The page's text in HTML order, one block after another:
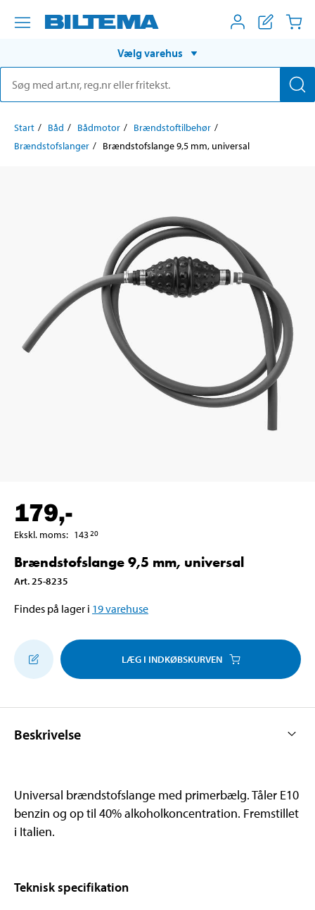
Vælg varehus
Start Båd Bådmotor
Brændstoftilbehør
Brændstofslanger
Brændstofslange 9,5 mm, universal
179,-
Ekskl. moms: 14320
Brændstofslange 9,5 mm, universal
Art. 25-8235
Findes på lager i 19varehuse
LÆG I INDKØBSKURVEN
Beskrivelse
Universal brændstofslange med primerbælg. Tåler E10
benzin og op til 40% alkoholkoncentration. Fremstillet
i Italien.
Teknisk specifikation